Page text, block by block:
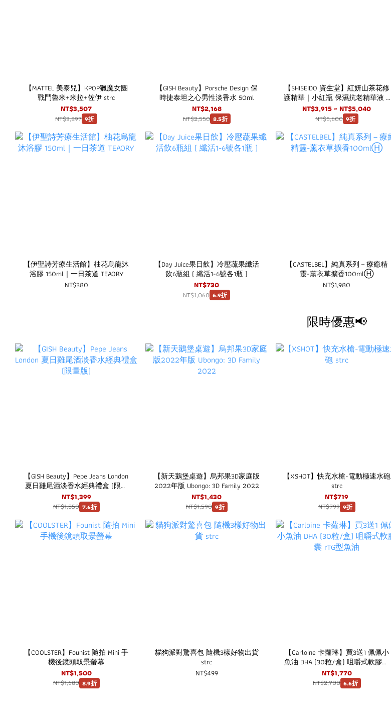
【MATTEL 美泰兒】KPOP獵魔女團
戰鬥魯米+米拉+佐伊 strc
NT$3,507
NT$3,897 9折
【GISH Beauty】Porsche Design 保
時捷泰坦之心男性淡香水 50ml
NT$2,168
NT$2,550 8.5折
【SHISEIDO 資生堂】紅妍山茶花修
護精華｜小紅瓶 保濕抗老精華液 /
精華液推薦
NT$3,915 ~ NT$5,040
NT$5,600 9折
【伊聖詩芳療生活館】柚花烏龍沐
浴膠 150ml｜一日茶道 TEAORY
NT$380
【Day Juice果日飲】冷壓蔬果纖活
飲6瓶組 ( 纖活1-6號各1瓶 )
NT$730
NT$1,060 6.9折
【CASTELBEL】純真系列－療癒精
靈-薰衣草擴香100mlⒽ
NT$1,980
限時優惠📢
【GISH Beauty】Pepe Jeans London
夏日雞尾酒淡香水經典禮盒 (限量
版)
NT$1,399
NT$1,850 7.6折
【新天鵝堡桌遊】烏邦果3D家庭版
2022年版 Ubongo: 3D Family 2022
NT$1,430
NT$1,590 9折
【XSHOT】快充水槍-電動極速水砲
strc
NT$719
NT$799 9折
【COOLSTER】Founist 隨拍 Mini 手
機後鏡頭取景螢幕
NT$1,500
NT$1,680 8.9折
貓狗派對驚喜包 隨機3樣好物出貨
strc
NT$499
【Carloine 卡蘿琳】買3送1 佩佩小
魚油 DHA (30粒/盒) 咀嚼式軟膠囊
rTG型魚油
NT$1,770
NT$2,700 6.6折